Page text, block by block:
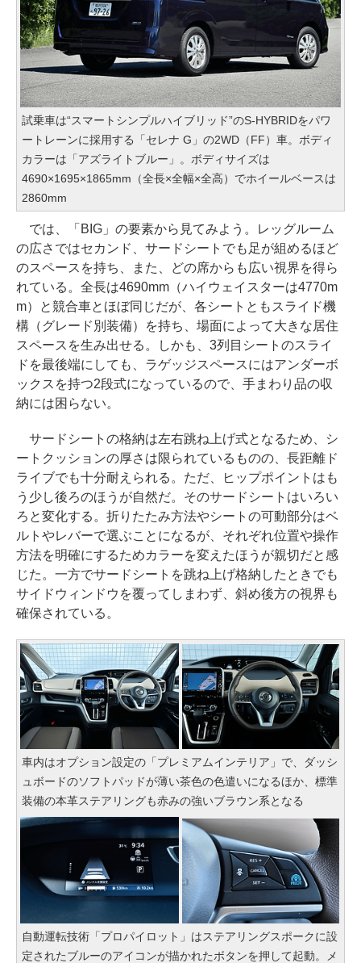
試乗車は“スマートシンプルハイブリッド”のS-HYBRIDをパワ
ートレーンに採用する「セレナ G」の2WD（FF）車。ボディ
カラーは「アズライトブルー」。ボディサイズは
4690×1695×1865mm（全長×全幅×全高）でホイールベースは
2860mm
では、「BIG」の要素から見てみよう。レッグルーム
の広さではセカンド、サードシートでも足が組めるほど
のスペースを持ち、また、どの席からも広い視界を得ら
れている。全長は4690mm（ハイウェイスターは4770m
m）と競合車とほぼ同じだが、各シートともスライド機
構（グレード別装備）を持ち、場面によって大きな居住
スペースを生み出せる。しかも、3列目シートのスライ
ドを最後端にしても、ラゲッジスペースにはアンダーボ
ックスを持つ2段式になっているので、手まわり品の収
納には困らない。
サードシートの格納は左右跳ね上げ式となるため、シ
ートクッションの厚さは限られているものの、長距離ド
ライブでも十分耐えられる。ただ、ヒップポイントはも
う少し後ろのほうが自然だ。そのサードシートはいろい
ろと変化する。折りたたみ方法やシートの可動部分はベ
ルトやレバーで選ぶことになるが、それぞれ位置や操作
方法を明確にするためカラーを変えたほうが親切だと感
じた。一方でサードシートを跳ね上げ格納したときでも
サイドウィンドウを覆ってしまわず、斜め後方の視界も
確保されている。
車内はオプション設定の「プレミアムインテリア」で、ダッシ
ュボードのソフトパッドが薄い茶色の色遣いになるほか、標準
装備の本革ステアリングも赤みの強いブラウン系となる
自動運転技術「プロパイロット」はステアリングスポークに設
定されたブルーのアイコンが描かれたボタンを押して起動。メ